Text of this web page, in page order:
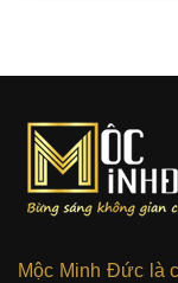
Mộc Minh Đức là